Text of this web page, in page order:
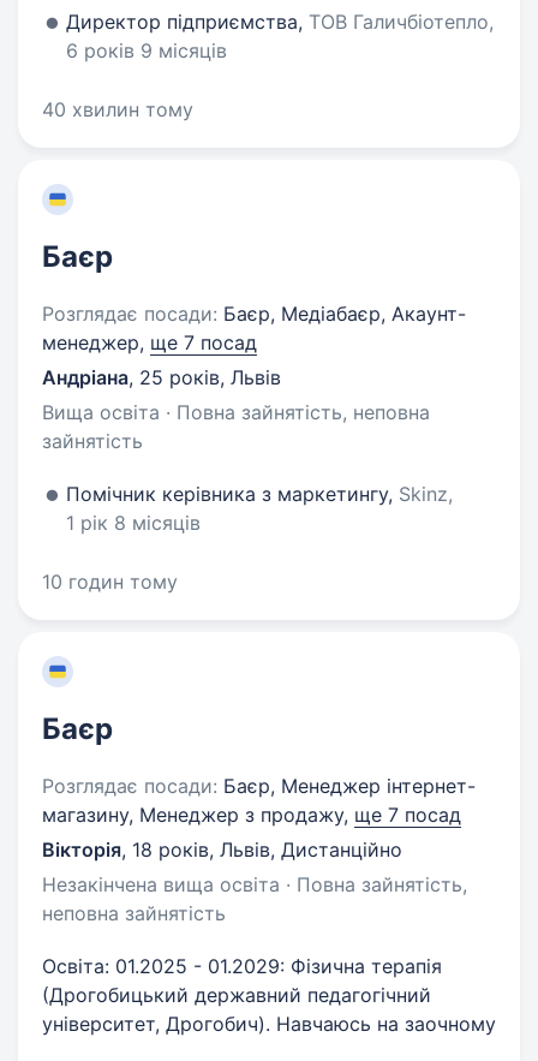
Директор підприємства, ТОВ Галичбіотепло,
6 років 9 місяців
40 хвилин тому
Баєр
Розглядає посади: Баєр, Медіабаєр, Акаунт-
менеджер, ще 7 посад
Андріана, 25 років, Львів
Вища освіта · Повна зайнятість, неповна
зайнятість
Помічник керівника з маркетингу, Skinz,
1 рік 8 місяців
10 годин тому
Баєр
Розглядає посади: Баєр, Менеджер інтернет-
магазину, Менеджер з продажу, ще 7 посад
Вікторія, 18 років, Львів, Дистанційно
Незакінчена вища освіта · Повна зайнятість,
неповна зайнятість
Освіта: 01.2025 - 01.2029: Фізична терапія
(Дрогобицький державний педагогічний
університет, Дрогобич). Навчаюсь на заочному